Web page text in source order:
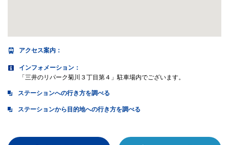
アクセス案内 ：
インフォメーション：
「三井のリパーク菊川３丁目第４」駐車場内でございます。
ステーションへの行き方を調べる
ステーションから目的地への行き方を調べる